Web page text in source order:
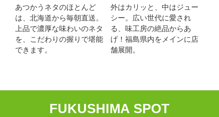
あつかうネタのほとんど
は、北海道から毎朝直送。
上品で濃厚な味わいのネタ
を、こだわりの握りで堪能
できます。
外はカリッと、中はジュー
シー。広い世代に愛され
る、味工房の絶品からあ
げ！福島県内をメインに店
舗展開。
FUKUSHIMA SPOT